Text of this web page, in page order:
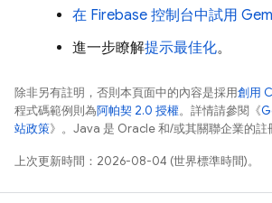
在 Firebase 控制台中試用
進一步瞭解提示最佳化。
除非另有註明，否則本頁面中的內容是採用創用
程式碼範例則為阿帕契 2.0 授權。詳情請參閱《
站政策》。Java 是 Oracle 和/或其關聯企業的註
上次更新時間：2026-08-04 (世界標準時間)。